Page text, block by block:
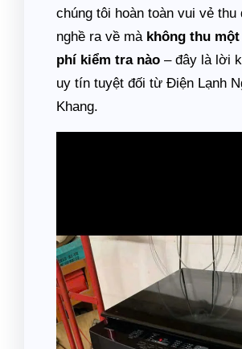
chúng tôi hoàn toàn vui vẻ thu
nghề ra về mà không thu
phí kiểm tra nào – đây là lời
uy tín tuyệt đối từ Điện Lạnh
Khang.